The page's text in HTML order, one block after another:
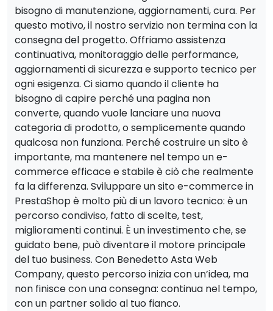
bisogno di manutenzione, aggiornamenti, cura. Per
questo motivo, il nostro servizio non termina con la
consegna del progetto. Offriamo assistenza
continuativa, monitoraggio delle performance,
aggiornamenti di sicurezza e supporto tecnico per
ogni esigenza. Ci siamo quando il cliente ha
bisogno di capire perché una pagina non
converte, quando vuole lanciare una nuova
categoria di prodotto, o semplicemente quando
qualcosa non funziona. Perché costruire un sito è
importante, ma mantenere nel tempo un e-
commerce efficace e stabile è ciò che realmente
fa la differenza. Sviluppare un sito e-commerce in
PrestaShop è molto più di un lavoro tecnico: è un
percorso condiviso, fatto di scelte, test,
miglioramenti continui. È un investimento che, se
guidato bene, può diventare il motore principale
del tuo business. Con Benedetto Asta Web
Company, questo percorso inizia con un’idea, ma
non finisce con una consegna: continua nel tempo,
con un partner solido al tuo fianco.